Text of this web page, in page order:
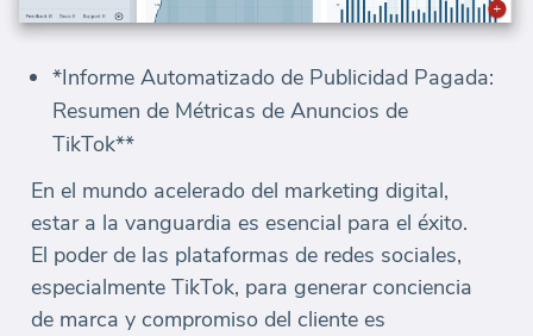
*Informe Automatizado de Publicidad Pagada:
Resumen de Métricas de Anuncios de
TikTok**
En el mundo acelerado del marketing digital,
estar a la vanguardia es esencial para el éxito.
El poder de las plataformas de redes sociales,
especialmente TikTok, para generar conciencia
de marca y compromiso del cliente es